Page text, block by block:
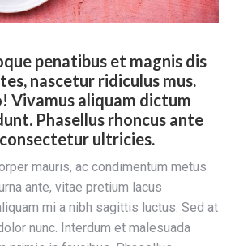
penatibus et magnis dis
nascetur ridiculus mus.
Vivamus aliquam dictum
Phasellus rhoncus ante
ultricies.
mauris, ac condimentum metus
ante, vitae pretium lacus
mi a nibh sagittis luctus. Sed at
nunc. Interdum et malesuada